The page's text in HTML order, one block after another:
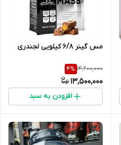
مس گینر ۶/۸ کیلویی لجندری
14,200,000
4%
13,500,000
افزودن به سبد